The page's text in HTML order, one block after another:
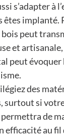
s’adapter à
êtes implanté.
bois peut
et
peut
des
surtout si
de
efficacité au fil